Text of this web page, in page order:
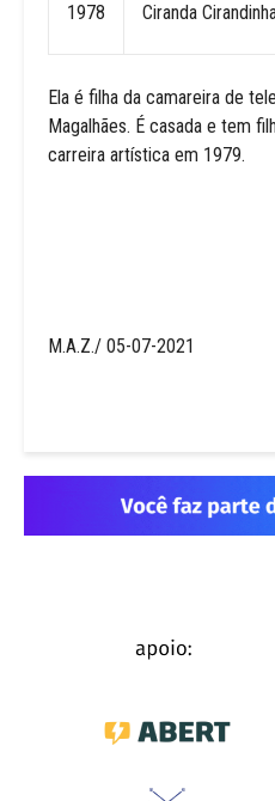
1978 Ciranda
Ela é filha da camareira de
Magalhães. É casada e tem
carreira artística em 1979.
M.A.Z./ 05-07-2021